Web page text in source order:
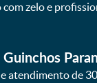
zelo e
atendimento de